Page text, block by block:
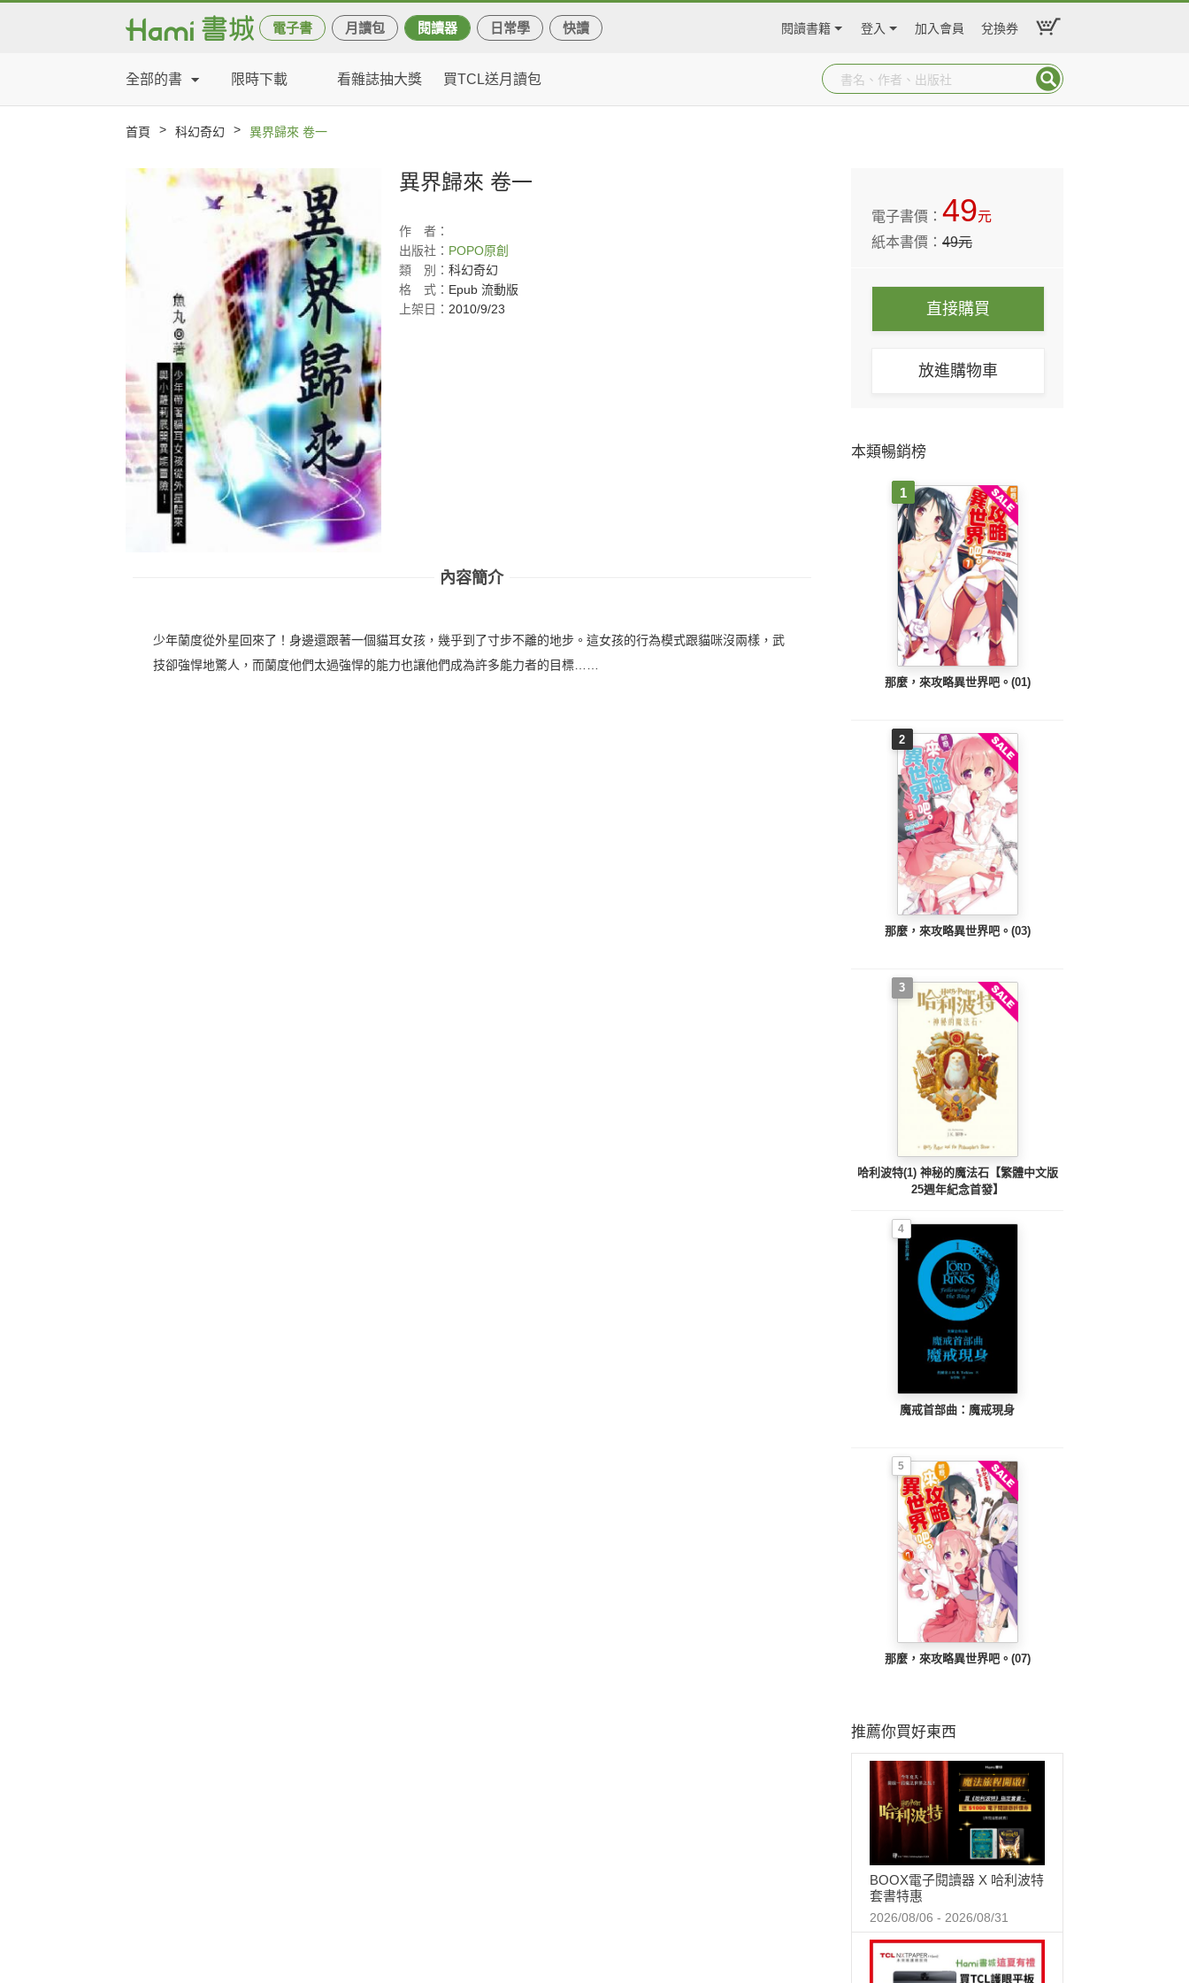
電子書 月讀包 閱讀器 日常學 快讀 閱讀書籍 登入 加入會員 兌換券
全部的書 限時下載 看雜誌抽大獎 買TCL送月讀包
首頁 > 科幻奇幻 > 異界歸來 卷一
異界歸來 卷一
作
者：
出版社： POPO原創
類
別： 科幻奇幻
格
式： Epub 流動版
上架日： 2010/9/23
內容簡介
少年蘭度從外星回來了！身邊還跟著一個貓耳女孩，幾乎到了寸步不離的地步。這女孩的行為模式跟貓咪沒兩樣，武
技卻強悍地驚人，而蘭度他們太過強悍的能力也讓他們成為許多能力者的目標……
電子書價：49元
紙本書價：49元
直接購買
放進購物車
本類暢銷榜
1
那麼，來攻略異世界吧。(01)
2
那麼，來攻略異世界吧。(03)
3
哈利波特(1) 神秘的魔法石【繁體中文版
25週年紀念首發】
4
魔戒首部曲：魔戒現身
5
那麼，來攻略異世界吧。(07)
推薦你買好東西
BOOX電子閱讀器 X 哈利波特
套書特惠
2026/08/06 - 2026/08/31